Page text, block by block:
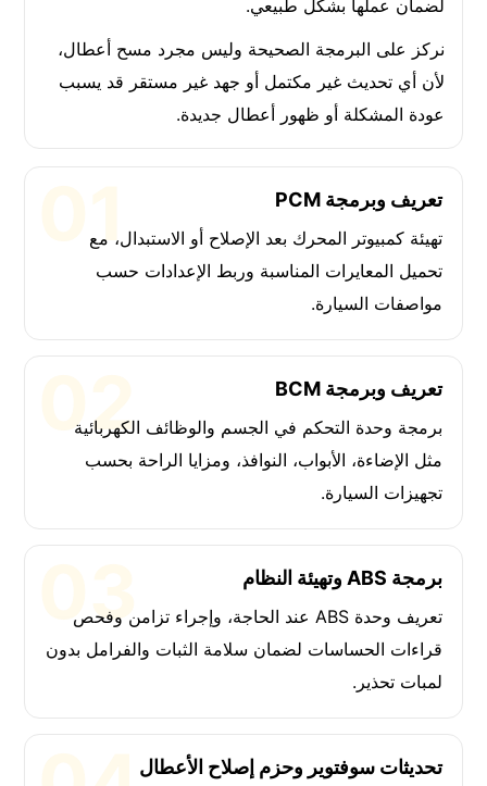
لضمان عملها بشكل طبيعي.
نركز على البرمجة الصحيحة وليس مجرد مسح أعطال،
لأن أي تحديث غير مكتمل أو جهد غير مستقر قد يسبب
عودة المشكلة أو ظهور أعطال جديدة.
تعريف وبرمجة PCM
تهيئة كمبيوتر المحرك بعد الإصلاح أو الاستبدال، مع
تحميل المعايرات المناسبة وربط الإعدادات حسب
مواصفات السيارة.
تعريف وبرمجة BCM
برمجة وحدة التحكم في الجسم والوظائف الكهربائية
مثل الإضاءة، الأبواب، النوافذ، ومزايا الراحة بحسب
تجهيزات السيارة.
برمجة ABS وتهيئة النظام
تعريف وحدة ABS عند الحاجة، وإجراء تزامن وفحص
قراءات الحساسات لضمان سلامة الثبات والفرامل بدون
لمبات تحذير.
تحديثات سوفتوير وحزم إصلاح الأعطال